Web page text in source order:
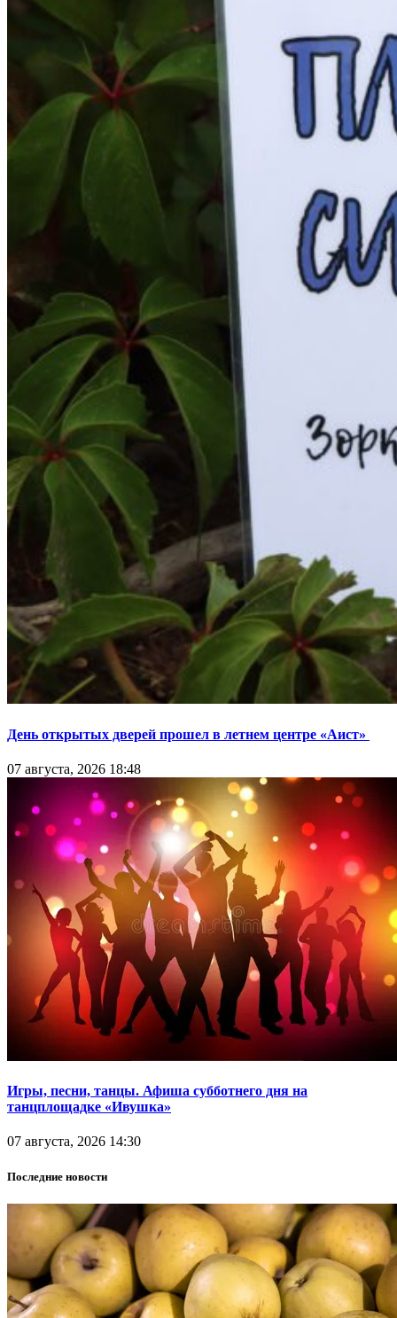
День открытых дверей прошел в летнем центре «Аист»
07 августа, 2026 18:48
Игры, песни, танцы. Афиша субботнего дня на
танцплощадке «Ивушка»
07 августа, 2026 14:30
Последние новости